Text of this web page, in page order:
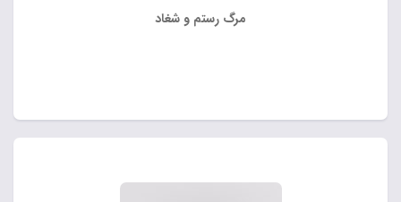
مرگ رستم و شغاد